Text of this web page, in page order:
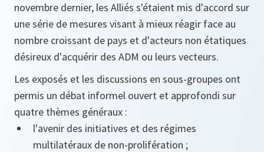
novembre dernier, les Alliés s'étaient mis d'accord sur
une série de mesures visant à mieux réagir face au
nombre croissant de pays et d'acteurs non étatiques
désireux d'acquérir des ADM ou leurs vecteurs.
Les exposés et les discussions en sous-groupes ont
permis un débat informel ouvert et approfondi sur
quatre thèmes généraux :
l'avenir des initiatives et des régimes
multilatéraux de non-prolifération ;